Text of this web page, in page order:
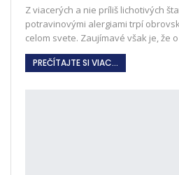
Z viacerých a nie príliš lichotivých
potravinovými alergiami trpí
celom svete. Zaujímavé však je, že
PREČÍTAJTE SI VIAC...